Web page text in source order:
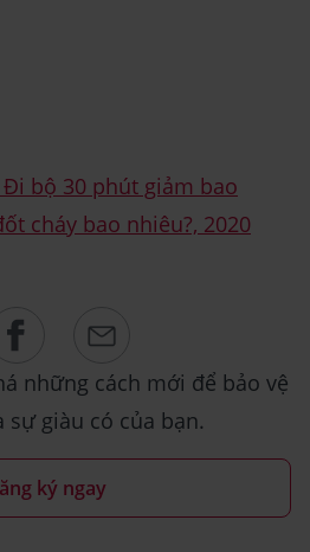
bộ 30 phút giảm bao
cháy bao nhiêu?, 2020
những cách mới để bảo vệ
sự giàu có của bạn.
ký ngay